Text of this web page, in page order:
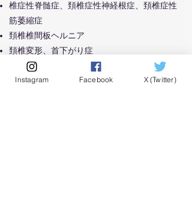
椎症性脊髄症、頚椎症性神経根症、頚椎症性
筋萎縮症
頚椎椎間板ヘルニア
頚椎変形、首下がり症
頚椎後縦靱帯骨化症、黄色靱帯骨化症
リウマチ性脊椎炎（環軸椎関節亜脱臼、垂直
Instagram Facebook X (Twitter)